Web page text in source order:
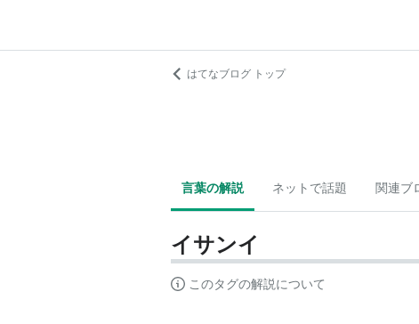
はてなブログ トップ
言葉の解説 ネットで話題 関連ブ
イサンイ
このタグの解説について